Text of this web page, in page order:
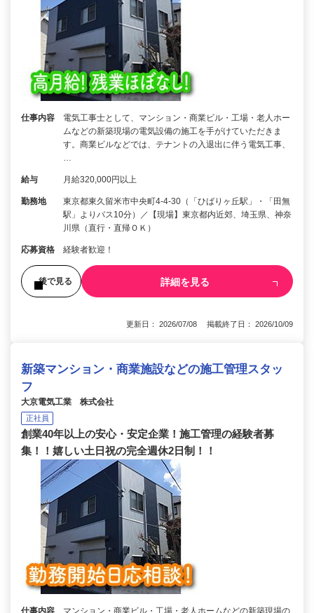
仕事内容
電気工事士として、マンション・商業ビル・工場・老人ホー
ムなどの新築現場の電気設備の施工を手がけていただきま
す。商業ビルなどでは、テナントの入退出に伴う電気工事、
給与 月給320,000円以上
勤務地
東京都東久留米市中央町4-4-30（「ひばりヶ丘駅」・「田無
駅」よりバス10分）／【現場】東京都内近郊、埼玉県、神奈
川県（直行・直帰ＯＫ）
応募資格 経験者歓迎！
後で見る 詳細を見る
更新日： 2026/07/08 掲載終了日： 2026/10/09
新築マンション・商業施設などの施工管理スタッ
フ
大京電気工業 株式会社
正社員
創業40年以上の安心・安定企業！施工管理の経験者募
集！！嬉しい土日祝の完全週休2日制！！
仕事内容 マンション・商業ビル・工場・老人ホームなどの新築現場の